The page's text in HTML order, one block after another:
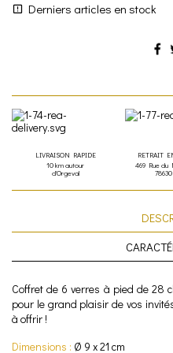
Derniers articles en stock
LIVRAISON RAPIDE
10 km autour
d'Orgeval
RETRAIT
469 Rue du
Coffret de 6 verres à pied de 28
pour le grand plaisir de vos
à offrir !
Dimensions : Ø 9 x 21 cm